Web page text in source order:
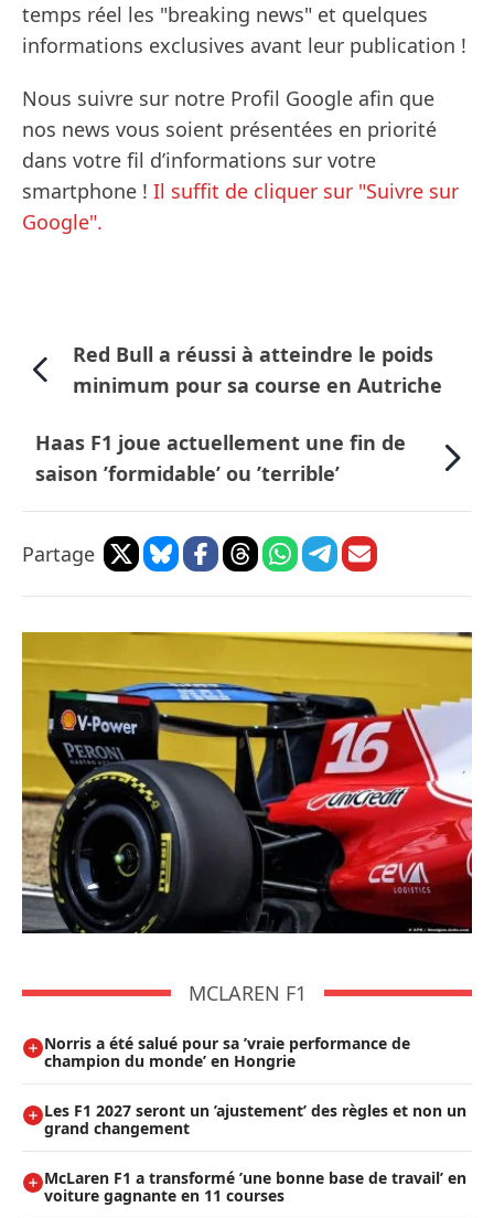
temps réel les "breaking news" et quelques
informations exclusives avant leur publication !
Nous suivre sur notre Profil Google afin que
nos news vous soient présentées en priorité
dans votre fil d’informations sur votre
smartphone ! Il suffit de cliquer sur "Suivre sur
Google".
Red Bull a réussi à atteindre le poids
minimum pour sa course en Autriche
Haas F1 joue actuellement une fin de
saison ’formidable’ ou ’terrible’
Partage
MCLAREN F1
Norris a été salué pour sa ’vraie performance de
champion du monde’ en Hongrie
Les F1 2027 seront un ’ajustement’ des règles et non un
grand changement
McLaren F1 a transformé ’une bonne base de travail’ en
voiture gagnante en 11 courses